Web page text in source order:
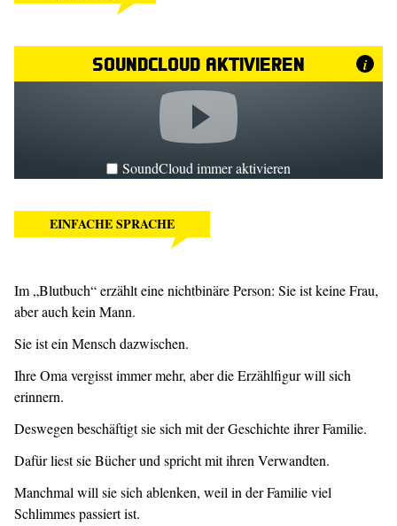
SoundCloud aktivieren i
SoundCloud immer aktivieren
EINFACHE SPRACHE
Im „Blutbuch“ erzählt eine nichtbinäre Person: Sie ist keine Frau,
aber auch kein Mann.
Sie ist ein Mensch dazwischen.
Ihre Oma vergisst immer mehr, aber die Erzählfigur will sich
erinnern.
Deswegen beschäftigt sie sich mit der Geschichte ihrer Familie.
Dafür liest sie Bücher und spricht mit ihren Verwandten.
Manchmal will sie sich ablenken, weil in der Familie viel
Schlimmes passiert ist.